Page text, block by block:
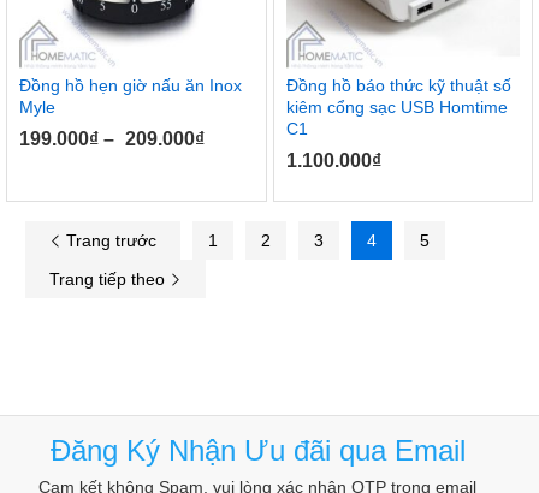
Đồng hồ hẹn giờ nấu ăn Inox
Myle
199.000₫ – 209.000₫
Đồng hồ báo thức kỹ thuật số
kiêm cổng sạc USB Homtime
C1
1.100.000₫
Trang trước 1 2 3 4
5
Trang tiếp theo
Đăng Ký Nhận Ưu đãi qua Email
Cam kết không Spam, vui lòng xác nhận OTP trong email